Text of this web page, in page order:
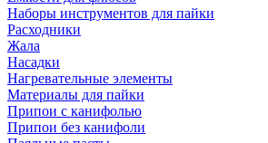
Наборы инструментов для пайки
Расходники
Жала
Насадки
Нагревательные элементы
Материалы для пайки
Припои с канифолью
Припои без канифоли